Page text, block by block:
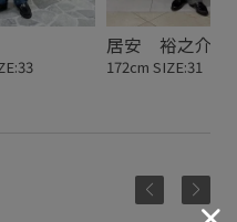
居安 裕之介
172cm SIZE:31